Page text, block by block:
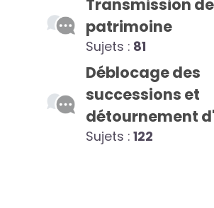
Transmission de
patrimoine
Sujets : 81
Déblocage des
successions et
détournement
Sujets : 122